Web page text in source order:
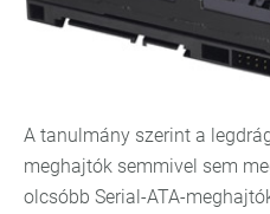
A tanulmány szerint a
meghajtók semmivel sem
olcsóbb Serial-ATA-